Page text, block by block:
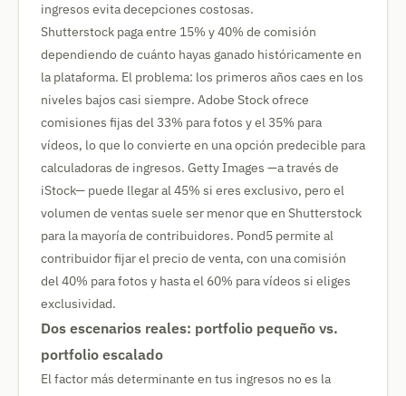
ingresos evita decepciones costosas.
Shutterstock paga entre 15% y 40% de comisión
dependiendo de cuánto hayas ganado históricamente en
la plataforma. El problema: los primeros años caes en los
niveles bajos casi siempre. Adobe Stock ofrece
comisiones fijas del 33% para fotos y el 35% para
vídeos, lo que lo convierte en una opción predecible para
calculadoras de ingresos. Getty Images —a través de
iStock— puede llegar al 45% si eres exclusivo, pero el
volumen de ventas suele ser menor que en Shutterstock
para la mayoría de contribuidores. Pond5 permite al
contribuidor fijar el precio de venta, con una comisión
del 40% para fotos y hasta el 60% para vídeos si eliges
exclusividad.
Dos escenarios reales: portfolio pequeño vs.
portfolio escalado
El factor más determinante en tus ingresos no es la